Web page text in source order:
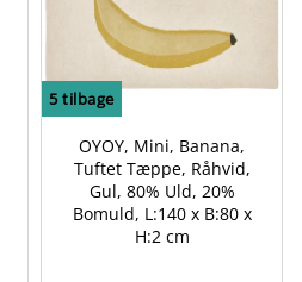
5tilbage
OYOY, Mini, Banana,
Tuftet Tæppe, Råhvid,
Gul, 80% Uld, 20%
Bomuld, L:140 x B:80 x
H:2 cm